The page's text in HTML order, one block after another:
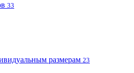
33
размерам 23